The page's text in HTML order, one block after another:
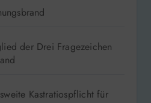
der Drei Fragezeichen